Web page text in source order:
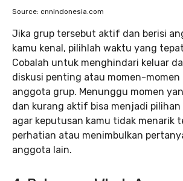
Source: cnnindonesia.com
Jika grup tersebut aktif dan berisi
kamu kenal, pilihlah waktu yang
Cobalah untuk menghindari keluar
diskusi penting atau momen-momen
anggota grup. Menunggu momen
dan kurang aktif bisa menjadi pilihan
agar keputusan kamu tidak menarik
perhatian atau menimbulkan
anggota lain.